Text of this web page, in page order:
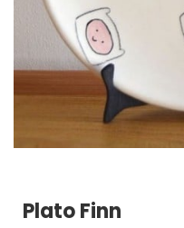
Plato Finn